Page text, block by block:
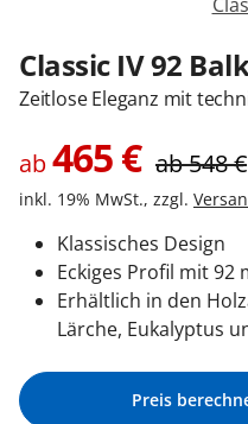
Kontakt / Hilfe
Classic IV 92
Zeitlose Eleganz mit
ab465€ ab548€
inkl. 19% MwSt., zzgl.
Klassisches Design
Eckiges Profil mit 92
Erhältlich in den
Lärche, Eukalyptus
Preis